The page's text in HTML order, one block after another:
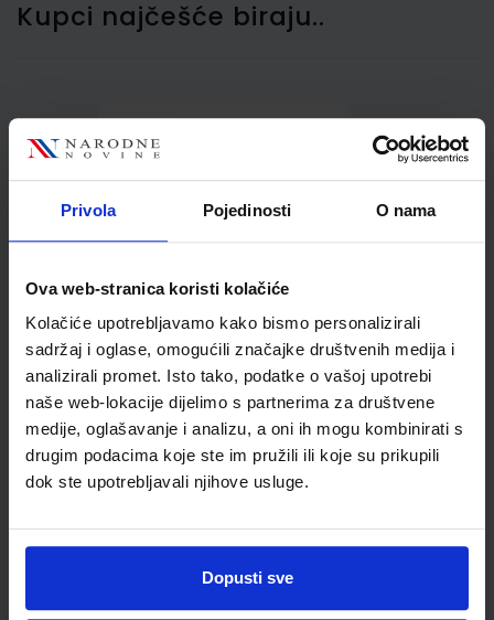
Privola Pojedinosti O nama
Ova web-stranica koristi kolačiće
Kolačiće upotrebljavamo kako bismo personalizirali
sadržaj i oglase, omogućili značajke društvenih medija i
analizirali promet. Isto tako, podatke o vašoj upotrebi
naše web-lokacije dijelimo s partnerima za društvene
medije, oglašavanje i analizu, a oni ih mogu kombinirati s
drugim podacima koje ste im pružili ili koje su prikupili
dok ste upotrebljavali njihove usluge.
Dopusti sve
Kupci najčešće biraju..
Kasa ručna 145/2 Wedo
20x16x9 cm crvena
22,00 €